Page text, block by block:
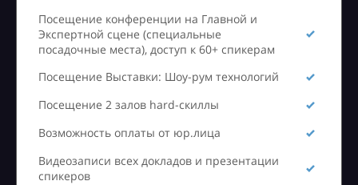
Посещение конференции на Главной и
Экспертной сцене (специальные
посадочные места), доступ к 60+ спикерам
Посещение Выставки: Шоу-рум технологий
Посещение 2 залов hard-скиллы
Возможность оплаты от юр.лица
Видеозаписи всех докладов и презентации
спикеров